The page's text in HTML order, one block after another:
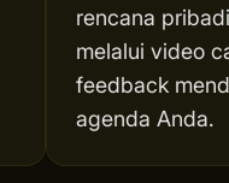
rencana
melalui video
feedback
agenda Anda.